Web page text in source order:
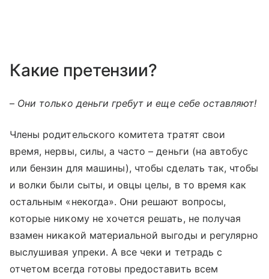
Какие претензии?
– Они только деньги гребут и еще себе оставляют!
Члены родительского комитета тратят свои
время, нервы, силы, а часто – деньги (на автобус
или бензин для машины), чтобы сделать так, чтобы
и волки были сыты, и овцы целы, в то время как
остальным «некогда». Они решают вопросы,
которые никому не хочется решать, не получая
взамен никакой материальной выгоды и регулярно
выслушивая упреки. А все чеки и тетрадь с
отчетом всегда готовы предоставить всем